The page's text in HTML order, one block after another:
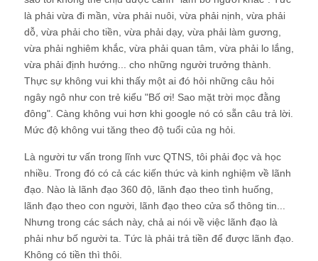
là phải vừa đi mần, vừa phải nuôi, vừa phải nịnh, vừa phải
dỗ, vừa phải cho tiền, vừa phải dạy, vừa phải làm gương,
vừa phải nghiêm khắc, vừa phải quan tâm, vừa phải lo lắng,
vừa phải định hướng... cho những người trưởng thành.
Thực sự không vui khi thấy một ai đó hỏi những câu hỏi
ngây ngô như con trẻ kiểu "Bố ơi! Sao mặt trời mọc đằng
đông". Càng không vui hơn khi google nó có sẵn câu trả lời.
Mức độ không vui tăng theo độ tuổi của ng hỏi.
Là người tư vấn trong lĩnh vưc QTNS, tôi phải đọc và học
nhiều. Trong đó có cả các kiến thức và kinh nghiệm về lãnh
đạo. Nào là lãnh đạo 360 độ, lãnh đạo theo tình huống,
lãnh đạo theo con người, lãnh đạo theo cửa sổ thông tin...
Nhưng trong các sách này, chả ai nói về việc lãnh đạo là
phải như bố người ta. Tức là phải trả tiền để được lãnh đạo.
Không có tiền thì thôi.